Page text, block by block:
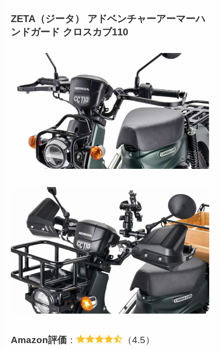
ZETA（ジータ） アドベンチャーアーマーハ
ンドガード クロスカブ110
Amazon評価 ： （4.5）